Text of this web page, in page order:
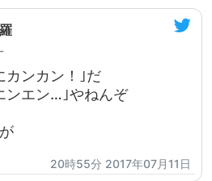
カンカン！｣だ
ンエン…｣やねんぞ
20時55分 2017年07月11日